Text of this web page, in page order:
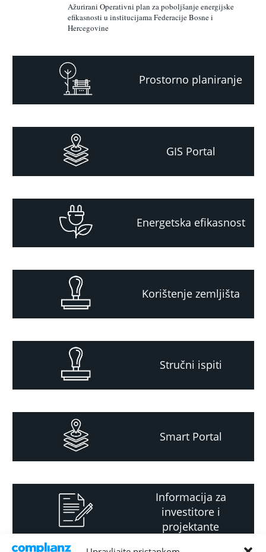
Ažurirani Operativni plan za poboljšanje energijske
efikasnosti u institucijama Federacije Bosne i
Hercegovine
Prostorno planiranje
GIS Portal
Energetska efikasnost
Korištenje zemljišta
Stručni ispiti
Smart Portal
Informacija za
investitore i
projektante